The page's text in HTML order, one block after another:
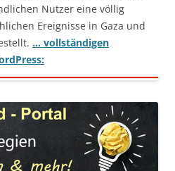
Nutzer eine völlig
Ereignisse in Gaza und
… vollständigen